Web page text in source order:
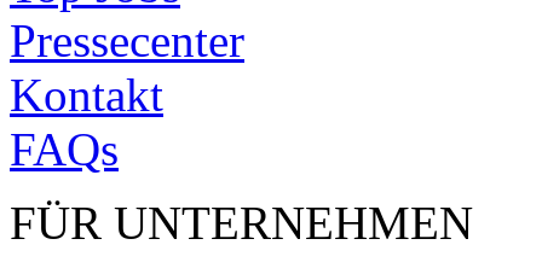
Pressecenter
Kontakt
FAQs
FÜR UNTERNEHMEN